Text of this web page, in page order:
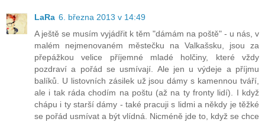
LaRa 6. března 2013 v 14:49
A ještě se musím vyjádřit k těm "dámám na poště" - u nás, v
malém nejmenovaném městečku na Valkašsku, jsou za
přepážkou velice příjemné mladé holčiny, které vždy
pozdraví a pořád se usmívají. Ale jen u výdeje a příjmu
balíků. U listovních zásilek už jsou dámy s kamennou tváří,
ale i tak ráda chodím na poštu (až na ty fronty lidí). I když
chápu i ty starší dámy - také pracuji s lidmi a někdy je těžké
se pořád usmívat a být vlídná. Nicméně jde to, když se chce